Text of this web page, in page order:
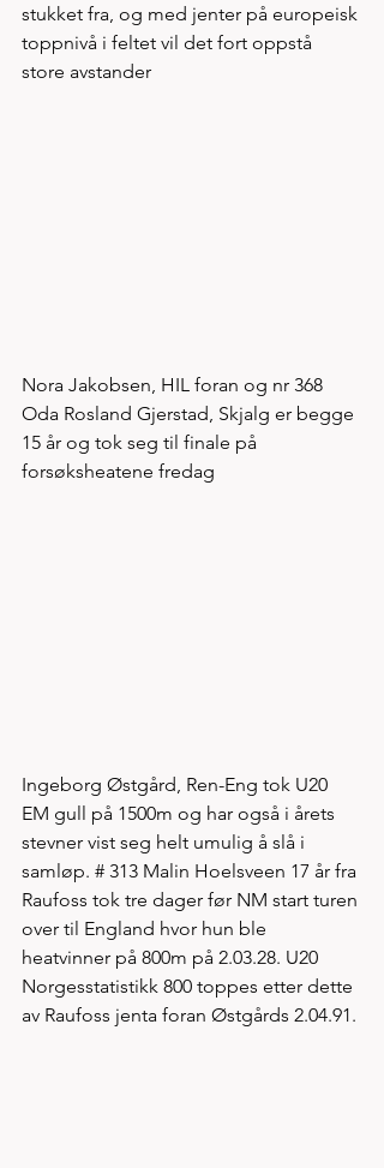
stukket fra, og med jenter på europeisk
toppnivå i feltet vil det fort oppstå
store avstander
Nora Jakobsen, HIL foran og nr 368
Oda Rosland Gjerstad, Skjalg er begge
15 år og tok seg til finale på
forsøksheatene fredag
Ingeborg Østgård, Ren-Eng tok U20
EM gull på 1500m og har også i årets
stevner vist seg helt umulig å slå i
samløp. # 313 Malin Hoelsveen 17 år fra
Raufoss tok tre dager før NM start turen
over til England hvor hun ble
heatvinner på 800m på 2.03.28. U20
Norgesstatistikk 800 toppes etter dette
av Raufoss jenta foran Østgårds 2.04.91.